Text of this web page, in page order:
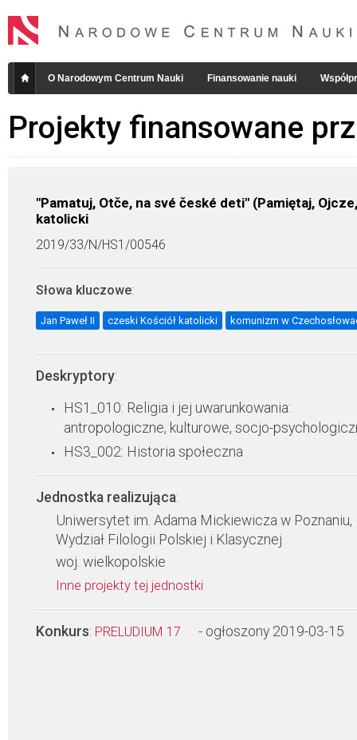
O Narodowym Centrum Nauki Finansowanie nauki
Projekty finansowane
"Pamatuj, Otče, na své české deti" (Pamiętaj,
katolicki
2019/33/N/HS1/00546
Słowa kluczowe:
Jan Paweł II czeski Kościół katolicki komunizm w
Deskryptory:
HS1_010: Religia i jej uwarunkowania:
antropologiczne, kulturowe, socjo-
HS3_002: Historia społeczna
Jednostka realizująca:
Uniwersytet im. Adama Mickiewicza w Poznaniu,
Wydział Filologii Polskiej i Klasycznej
woj. wielkopolskie
Inne projekty tej jednostki
Konkurs: PRELUDIUM 17 - ogłoszony 2019-03-15